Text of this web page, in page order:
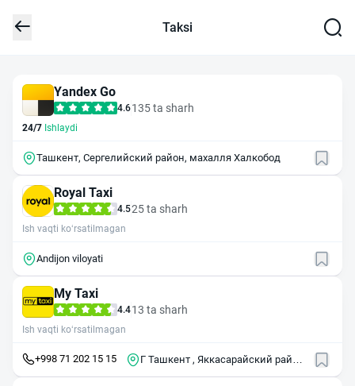
Taksi
Yandex Go
4.6135 ta sharh
24/7 Ishlaydi
Ташкент, Сергелийский район, махалля Халкобод
Royal Taxi
4.525 ta sharh
Ish vaqti ko‘rsatilmagan
Andijon viloyati
My Taxi
4.413 ta sharh
Ish vaqti ko‘rsatilmagan
+998 71 202 15 15
Г Ташкент , Яккасарайский район